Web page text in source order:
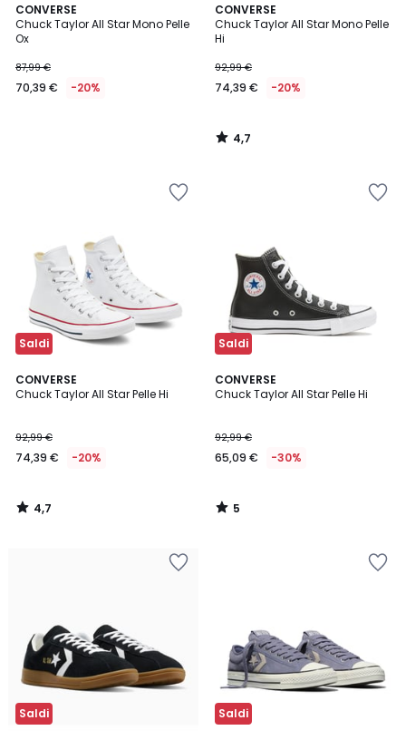
CONVERSE
Chuck Taylor All Star Mono Pelle
Ox
87,99 €
70,39 € -20%
CONVERSE
Chuck Taylor All Star Mono Pelle
Hi
92,99 €
74,39 € -20%
4,7
/ 5
4,7
/
Saldi
CONVERSE
Chuck Taylor All Star Pelle Hi
92,99 €
74,39 € -20%
4,7
/ 5
4,7
/
Saldi
CONVERSE
Chuck Taylor All Star Pelle Hi
92,99 €
65,09 € -30%
5
/
5
/
Saldi Saldi